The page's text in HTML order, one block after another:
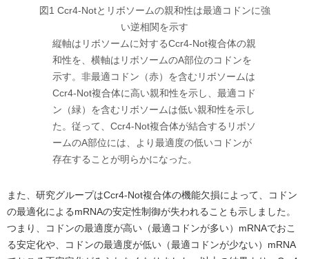
図1 Ccr4-Notとリボソームの親和性は最適コドンに強
い逆相関を示す
縦軸はリボソームに対するCcr4-Not複合体の親
和性を、横軸はリボソームのA部位のコドンを
示す。非最適コドン（赤）を含むリボソームは
Ccr4-Not複合体に高い親和性を示し、最適コド
ン（緑）を含むリボソームは低い親和性を示し
た。従って、Ccr4-Not複合体が結合するリボソ
ームのA部位には、より最適度の低いコドンが
存在することが明らかになった。
また、研究グループはCcr4-Not複合体の機能欠損によって、コドン
の最適化によるmRNAの安定性制御が失われることも示しました。
つまり、コドンの最適度が高い（最適コドンが多い）mRNAでおこ
る安定化や、コドンの最適度が低い（最適コドンが少ない）mRNA